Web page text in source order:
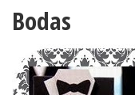
Bodas